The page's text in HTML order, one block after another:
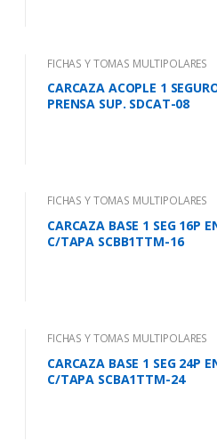
FICHAS Y TOMAS MULTIPOLARES
CARCAZA ACOPLE 1
PRENSA SUP. SDCAT-08
FICHAS Y TOMAS MULTIPOLARES
CARCAZA BASE 1 SEG 16P
C/TAPA SCBB1TTM-16
FICHAS Y TOMAS MULTIPOLARES
CARCAZA BASE 1 SEG 24P
C/TAPA SCBA1TTM-24